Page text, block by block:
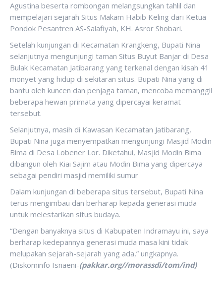
Agustina beserta rombongan melangsungkan tahlil dan
mempelajari sejarah Situs Makam Habib Keling dari Ketua
Pondok Pesantren AS-Salafiyah, KH. Asror Shobari.
Setelah kunjungan di Kecamatan Krangkeng, Bupati Nina
selanjutnya mengunjungi taman Situs Buyut Banjar di Desa
Bulak Kecamatan Jatibarang yang terkenal dengan kisah 41
monyet yang hidup di sekitaran situs. Bupati Nina yang di
bantu oleh kuncen dan penjaga taman, mencoba memanggil
beberapa hewan primata yang dipercayai keramat
tersebut.
Selanjutnya, masih di Kawasan Kecamatan Jatibarang,
Bupati Nina juga menyempatkan mengunjungi Masjid Modin
Bima di Desa Lobener Lor. Diketahui, Masjid Modin Bima
dibangun oleh Kiai Sajim atau Modin Bima yang dipercaya
sebagai pendiri masjid memiliki sumur
Dalam kunjungan di beberapa situs tersebut, Bupati Nina
terus mengimbau dan berharap kepada generasi muda
untuk melestarikan situs budaya.
“Dengan banyaknya situs di Kabupaten Indramayu ini, saya
berharap kedepannya generasi muda masa kini tidak
melupakan sejarah-sejarah yang ada,” ungkapnya.
(Diskominfo Isnaeni-(pakkar.org//morassdi/tom/ind)